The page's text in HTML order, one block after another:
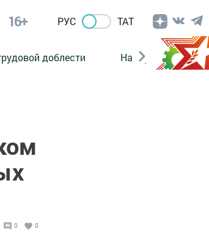
16+ РУС ТАТ
доблести Нацпроекты
0 0